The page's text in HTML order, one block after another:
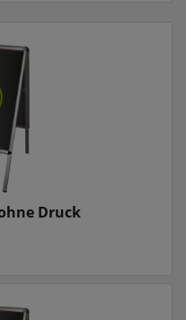
Druck